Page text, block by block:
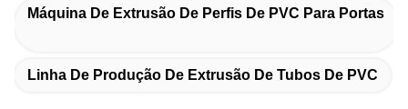
Máquina De Extrusão De Perfis De PVC Para Portas
Linha De Produção De Extrusão De Tubos De PVC